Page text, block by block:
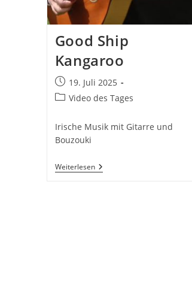
Good Ship
Kangaroo
Beitrag
veröffentlicht:
19. Juli 2025
Beitrags-
Video des Tages
Irische Musik mit Gitarre und
Bouzouki
WeiterlesenGood
Ship